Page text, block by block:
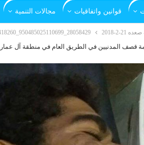
قوانين واتفاقيات مجالات التنمية
2018
28058429_950485025110699_391069057895418260_n
قصف المدنيين في الطريق العام في منطقة آل عمار